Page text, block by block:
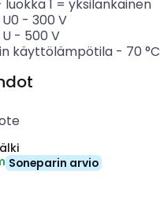
luokka 1 = yksilankainen
- 300 V
- 500 V
käyttölämpötila- 70 °C
Soneparin arvio